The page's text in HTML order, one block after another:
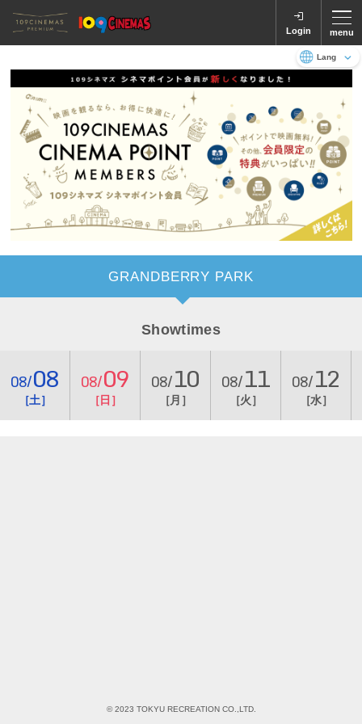
Login menu
GRANDBERRY PARK
Showtimes
08/08
［土］
08/09
［日］
08/10
［月］
08/11
［火］
08/12
［水］
© 2023 TOKYU RECREATION CO.,LTD.